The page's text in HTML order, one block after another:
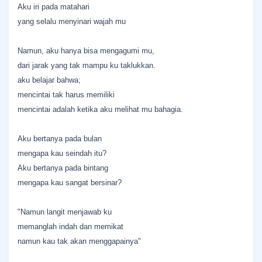
Aku iri pada matahari
yang selalu menyinari wajah mu
Namun, aku hanya bisa mengagumi mu,
dari jarak yang tak mampu ku taklukkan.
aku belajar bahwa;
mencintai tak harus memiliki
mencintai adalah ketika aku melihat mu bahagia.
Aku bertanya pada bulan
mengapa kau seindah itu?
Aku bertanya pada bintang
mengapa kau sangat bersinar?
"Namun langit menjawab ku
memanglah indah dan memikat
namun kau tak akan menggapainya"